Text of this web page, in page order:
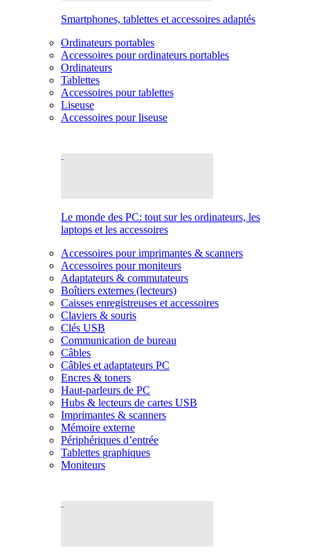
Smartphones, tablettes et accessoires adaptés
Ordinateurs portables
Accessoires pour ordinateurs portables
Ordinateurs
Tablettes
Accessoires pour tablettes
Liseuse
Accessoires pour liseuse
Le monde des PC: tout sur les ordinateurs, les
laptops et les accessoires
Accessoires pour imprimantes & scanners
Accessoires pour moniteurs
Adaptateurs & commutateurs
Boîtiers externes (lecteurs)
Caisses enregistreuses et accessoires
Claviers & souris
Clés USB
Communication de bureau
Câbles
Câbles et adaptateurs PC
Encres & toners
Haut-parleurs de PC
Hubs & lecteurs de cartes USB
Imprimantes & scanners
Mémoire externe
Périphériques d’entrée
Tablettes graphiques
Moniteurs